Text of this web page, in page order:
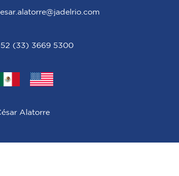
(33) 3669 5300
Alatorre